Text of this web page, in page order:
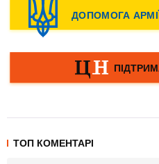
ТОП КОМЕНТАРІ